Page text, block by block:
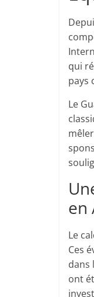
qui
pays
Le
en
Le
Ces
dans
ont